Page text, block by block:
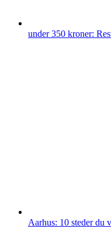
under 350 kroner:
Aarhus: 10 steder du